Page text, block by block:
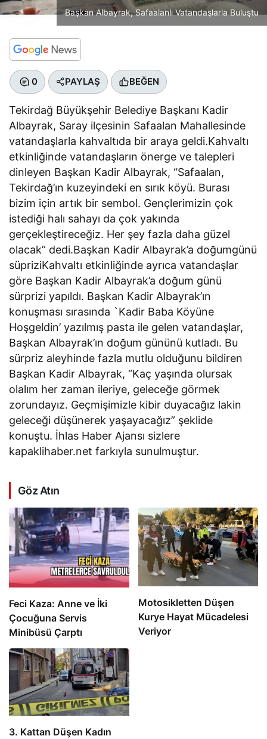
Başkan Albayrak, Safaalanlı Vatandaşlarla Buluştu
0 PAYLAŞ BEĞEN
Tekirdağ Büyükşehir Belediye Başkanı Kadir
Albayrak, Saray ilçesinin Safaalan Mahallesinde
vatandaşlarla kahvaltıda bir araya geldi.Kahvaltı
etkinliğinde vatandaşların önerge ve talepleri
dinleyen Başkan Kadir Albayrak, “Safaalan,
Tekirdağ’ın kuzeyindeki en sırık köyü. Burası
bizim için artık bir sembol. Gençlerimizin çok
istediği halı sahayı da çok yakında
gerçekleştireceğiz. Her şey fazla daha güzel
olacak” dedi.Başkan Kadir Albayrak’a doğumgünü
süpriziKahvaltı etkinliğinde ayrıca vatandaşlar
göre Başkan Kadir Albayrak’a doğum günü
sürprizi yapıldı. Başkan Kadir Albayrak’ın
konuşması sırasında `Kadir Baba Köyüne
Hoşgeldin’ yazılmış pasta ile gelen vatandaşlar,
Başkan Albayrak’ın doğum gününü kutladı. Bu
sürpriz aleyhinde fazla mutlu olduğunu bildiren
Başkan Kadir Albayrak, “Kaç yaşında olursak
olalım her zaman ileriye, geleceğe görmek
zorundayız. Geçmişimizle kibir duyacağız lakin
geleceği düşünerek yaşayacağız” şeklide
konuştu. İhlas Haber Ajansı sizlere
kapaklihaber.net farkıyla sunulmuştur.
Göz Atın
Feci Kaza: Anne ve İki
Çocuğuna Servis
Minibüsü Çarptı
Motosikletten Düşen
Kurye Hayat Mücadelesi
Veriyor
3. Kattan Düşen Kadın